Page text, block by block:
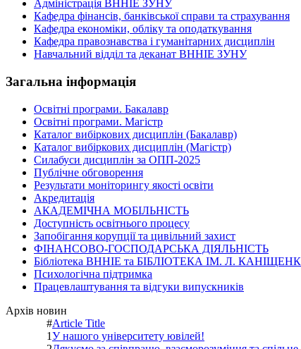
Адміністрація ВННІЕ ЗУНУ
Кафедра фінансів, банківської справи та страхування
Кафедра економіки, обліку та оподаткування
Кафедра правознавства і гуманітарних дисциплін
Навчальний відділ та деканат ВННІЕ ЗУНУ
Загальна інформація
Освітні програми. Бакалавр
Освітні програми. Магістр
Каталог вибіркових дисциплін (Бакалавр)
Каталог вибіркових дисциплін (Магістр)
Силабуси дисциплін за ОПП-2025
Публічне обговорення
Результати моніторингу якості освіти
Акредитація
АКАДЕМІЧНА МОБІЛЬНІСТЬ
Доступність освітнього процесу
Запобігання корупції та цивільний захист
ФІНАНСОВО-ГОСПОДАРСЬКА ДІЯЛЬНІСТЬ
Бібліотека ВННІЕ та БІБЛІОТЕКА ІМ. Л.
Психологічна підтримка
Працевлаштування та відгуки випускників
Архів новин
#Article Title
1У нашого університету ювілей!